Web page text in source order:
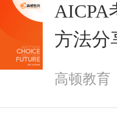
AICPA
方法分
高顿教育